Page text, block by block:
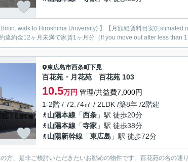
walk to Hiroshima University) 】【月額総賃料目安
違約金12ヶ月未満で家賃1ヶ月分（If you move out after less than
東広島市西条町下見
百花苑・月花苑 百花苑 103
10.5万円 管理/共益費7,000円
1-2階 / 72.74㎡ / 2LDK /築8年 /2階建
山陽本線 「西条 」駅 徒歩20分
山陽本線 「寺家 」駅 徒歩38分
山陽新幹線 「東広島 」駅 徒歩72分
方、是非ご検討いただきたいお勧めの物件です。百花苑の名の通